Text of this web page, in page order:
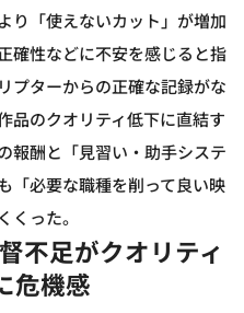
り「使えないカット」が増加
確性などに不安を感じると指
プターからの正確な記録がな
品のクオリティ低下に直結す
報酬と「見習い・助手システ
「必要な職種を削って良い映
くった。
不足がクオリティ
危機感